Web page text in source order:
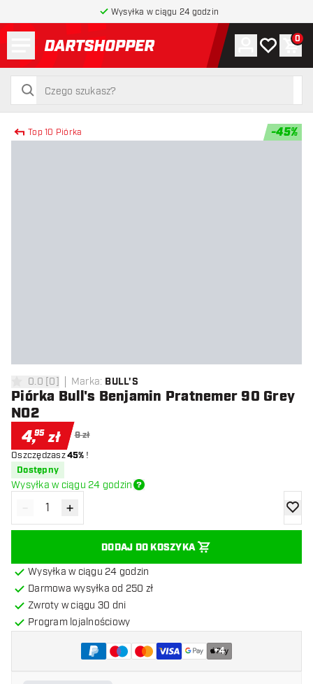
Wysyłka w ciągu 24 godzin
powrót do strony głównej
szukaj
szukaj
Konto
Moja lista
0
Top 10 Piórka -45%
0 gwiazdki oceny
0.0 [0] Marka: BULL'S
Piórka Bull's Benjamin Pratnemer 90 Grey
NO2
4,95 zł 9 zł
Oszczędzasz45% !
Dostępny
Wysyłka w ciągu 24 godzin
Zmniejsz ilość
- Zwiększ ilość
+
DODAJ DO KOSZYKA
Wysyłka w ciągu 24 godzin
Darmowa wysyłka od 250 zł
Zwroty w ciągu 30 dni
Program lojalnościowy
+4